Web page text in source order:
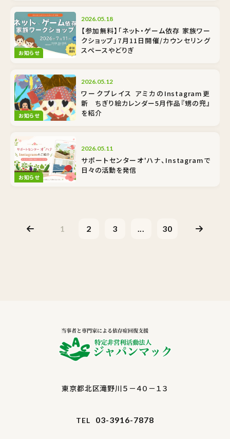
お知らせ
2026.05.18
【参加無料】「ネット・ゲーム依存 家族ワー
クショップ」7月11日開催/カウンセリング
スペースやどりぎ
お知らせ
2026.05.12
ワークプレイス アミカのInstagram更
新 ちぎり絵カレンダー5月作品『甥の兜』
を紹介
お知らせ
2026.05.11
サポートセンターオ'ハナ、Instagramで
日々の活動を発信
1 2 3 ... 30
東京都北区滝野川５－４０－１３
TEL 03-3916-7878